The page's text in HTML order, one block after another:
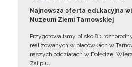
Najnowsza oferta edukacyjna
Muzeum Ziemi Tarnowskiej
Przygotowaliśmy blisko 80
realizowanych w placówkach w
naszych oddziałach w Dołędze,
Zalipiu.